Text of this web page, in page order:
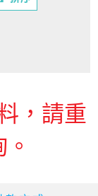
，請重